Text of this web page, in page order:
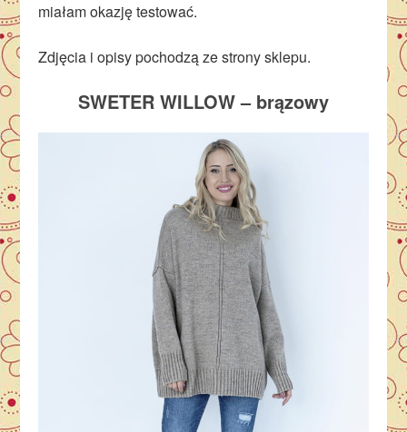
miałam okazję testować.
Zdjęcia i opisy pochodzą ze strony sklepu.
SWETER WILLOW – brązowy